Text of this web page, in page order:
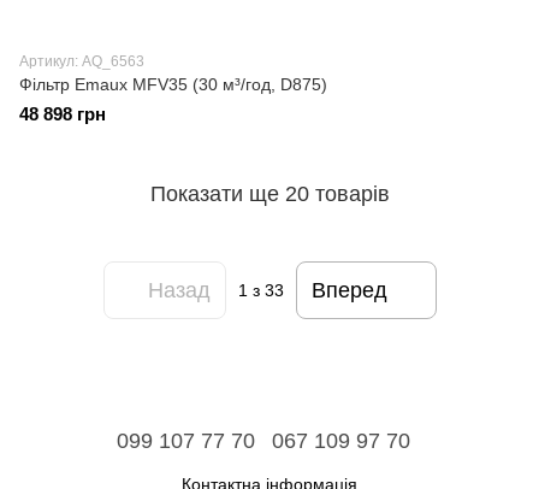
Артикул: AQ_6563
Фільтр Emaux MFV35 (30 м³/год, D875)
48 898 грн
Показати ще 20 товарів
Назад 1з 33 Вперед
099 107 77 70 067 109 97 70
Контактна інформація